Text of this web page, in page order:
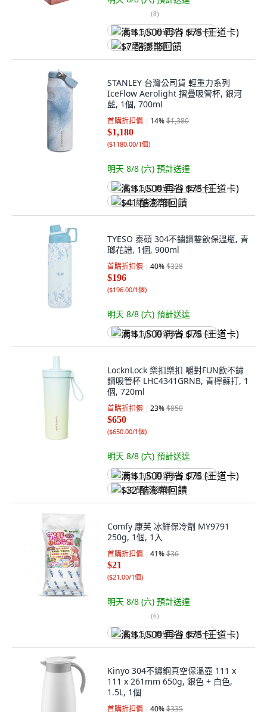
(8)
满 $1,500 再省 $75 (王道卡)
$7 酷澎幣回饋
STANLEY 台灣公司貨 輕重力系列
IceFlow Aerolight 摺疊吸管杯, 銀河
藍, 1個, 700ml
首購折扣價 14%$1,380
$1,180
($1180.00/1個)
明天 8/8 (六) 預計送達
满 $1,500 再省 $75 (王道卡)
$41 酷澎幣回饋
TYESO 泰碩 304不鏽鋼雙飲保溫瓶, 青
瑯花譜, 1個, 900ml
首購折扣價 40%$328
$196
($196.00/1個)
明天 8/8 (六) 預計送達
满 $1,500 再省 $75 (王道卡)
LocknLock 樂扣樂扣 嚼對FUN飲不鏽
鋼吸管杯 LHC4341GRNB, 青檸蘇打, 1
個, 720ml
首購折扣價 23%$850
$650
($650.00/1個)
明天 8/8 (六) 預計送達
满 $1,500 再省 $75 (王道卡)
$32 酷澎幣回饋
Comfy 康芙 冰鮮保冷劑 MY9791
250g, 1個, 1入
首購折扣價 41%$36
$21
($21.00/1個)
明天 8/8 (六) 預計送達
(6)
满 $1,500 再省 $75 (王道卡)
Kinyo 304不鏽鋼真空保溫壺 111 x
111 x 261mm 650g, 銀色 + 白色,
1.5L, 1個
首購折扣價 40%$335